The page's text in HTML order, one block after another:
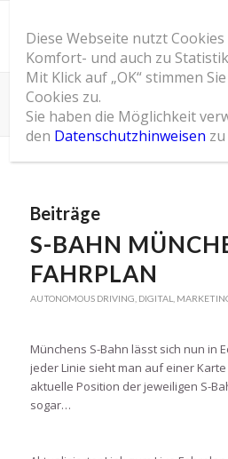
Schlagwortarchiv für: Bahn App
Du bist hier: Startseite / SOM Blog /
Beiträge
S-BAHN
FAHRPLAN
AUTONOMOUS DRIVING DIGITAL
Münchens S-Bahn lässt sich nun in
jeder Linie sieht man auf einer
aktuelle Position der jeweiligen S-
sogar…
Diese Webseite nutzt
Komfort- und auch zu
Mit Klick auf „OK“ stimmen
Cookies zu.
Sie haben die Möglichkeit
den Datenschutzhinweisen